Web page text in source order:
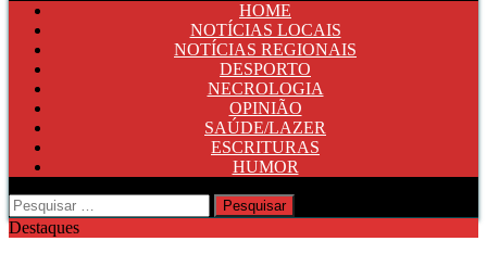
HOME
NOTÍCIAS LOCAIS
NOTÍCIAS REGIONAIS
DESPORTO
NECROLOGIA
OPINIÃO
SAÚDE/LAZER
ESCRITURAS
HUMOR
Pesquisar
por:
Destaques